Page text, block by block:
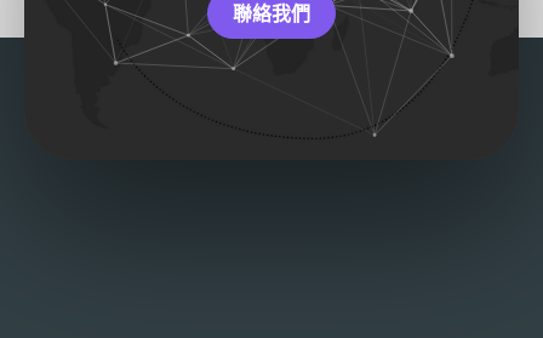
聯絡我們